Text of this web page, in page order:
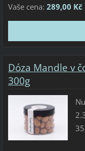
Vaše cena: 289,00 Kč
Dóza Mandle v
300g